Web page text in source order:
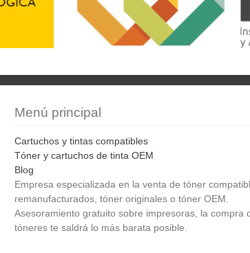
Menú principal
Cartuchos y tintas compatibles
Tóner y cartuchos de tinta OEM
Blog
Empresa especializada en la venta de tóner
remanufacturados, tóner originales o tóner OEM.
Asesoramiento gratuito sobre impresoras, la compra
tóneres te saldrá lo más barata posible.